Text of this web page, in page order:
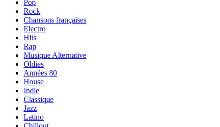
Pop
Rock
Chansons françaises
Electro
Hits
Rap
Musique Alternative
Oldies
Années 80
House
Indie
Classique
Jazz
Latino